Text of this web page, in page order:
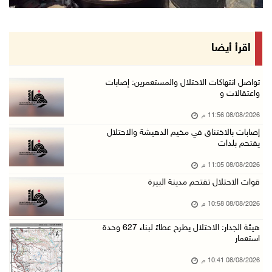
إصابات بالاختناق خلال مواجهات مع الاحتلال في ...
الاحتلال ينصب حواجز طيارة في محيط مخيم طولكرم ...
مستعمرون يهاجمون قرية أبو فلاح
مستعمرون يقتحمون بلدة بيت عور التحتا وقرية جل ...
08/آب/2026 06:39 م
الجامعة العربية الأمريكية تختتم فعاليات تخريج ...
اقرأ أيضا
تواصل انتهاكات الاحتلال والمستعمرين: إصابات
واعتقالات و
08/08/2026 11:56 م
إصابات بالاختناق في مخيم الدهيشة والاحتلال
يقتحم بلدات
08/08/2026 11:05 م
قوات الاحتلال تقتحم مدينة البيرة
08/08/2026 10:58 م
هيئة الجدار: الاحتلال يطرح عطاءً لبناء 627 وحدة
استعمار
08/08/2026 10:41 م